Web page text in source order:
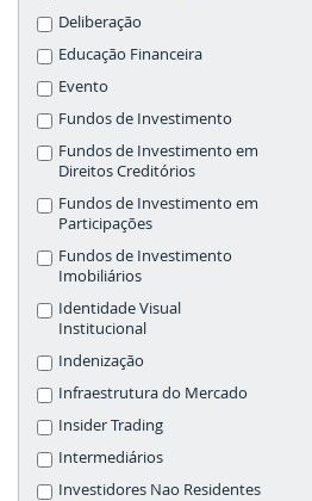
Deliberação
Educação Financeira
Evento
Fundos de Investimento
Fundos de Investimento em
Direitos Creditórios
Fundos de Investimento em
Participações
Fundos de Investimento
Imobiliários
Identidade Visual
Institucional
Indenização
Infraestrutura do Mercado
Insider Trading
Intermediários
Investidores Nao Residentes